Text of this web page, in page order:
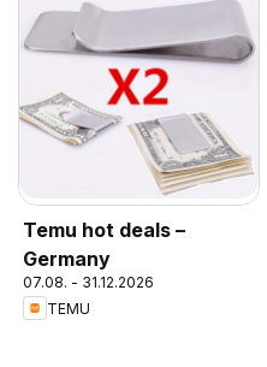
Temu hot deals –
Germany
07.08. - 31.12.2026
TEMU